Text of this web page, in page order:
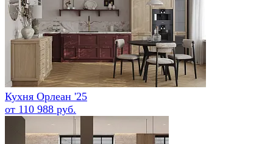
Кухня Орлеан '25
от 110 988 руб.